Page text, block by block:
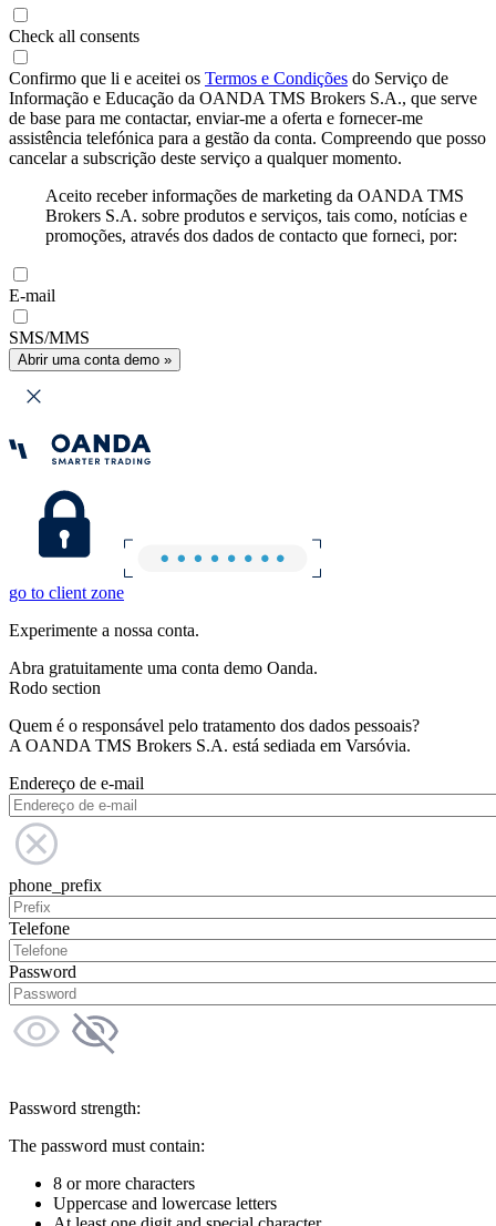
Check all consents
Confirmo que li e aceitei os Termos e Condições do Serviço de
Informação e Educação da OANDA TMS Brokers S.A., que serve
de base para me contactar, enviar-me a oferta e fornecer-me
assistência telefónica para a gestão da conta. Compreendo que posso
cancelar a subscrição deste serviço a qualquer momento.
Aceito receber informações de marketing da OANDA TMS
Brokers S.A. sobre produtos e serviços, tais como, notícias e
promoções, através dos dados de contacto que forneci, por:
E-mail
SMS/MMS
Abrir uma conta demo »
go to client zone
Experimente a nossa conta.
Abra gratuitamente uma conta demo Oanda.
Rodo section
Quem é o responsável pelo tratamento dos dados pessoais?
A OANDA TMS Brokers S.A. está sediada em Varsóvia.
Endereço de e-mail
phone_prefix
Telefone
Password
Password strength:
The password must contain:
8 or more characters
Uppercase and lowercase letters